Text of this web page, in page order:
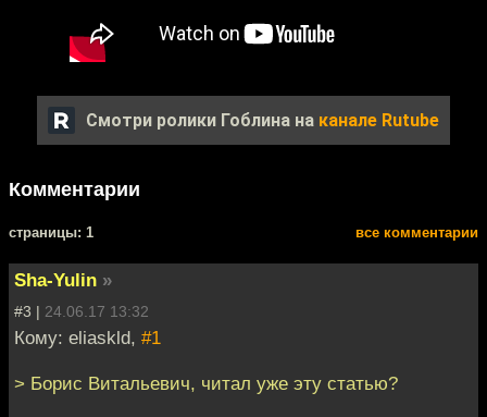
Смотри ролики Гоблина на канале Rutube
Комментарии
cтраницы: 1 все комментарии
Sha-Yulin »
#3 | 24.06.17 13:32
Кому: eliaskld, #1
> Борис Витальевич, читал уже эту статью?